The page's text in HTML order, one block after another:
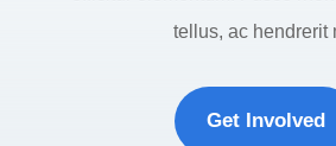
tellus, ac hendrerit
Get Involved